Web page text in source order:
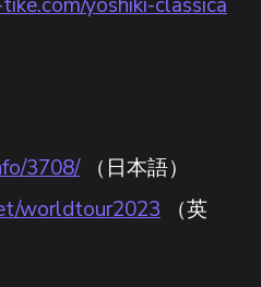
3708/（日本語）
worldtour2023（英